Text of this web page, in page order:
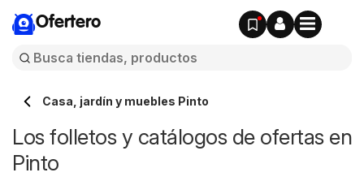
Ofertero
Casa, jardín y muebles Pinto
Los folletos y catálogos de ofertas en
Pinto